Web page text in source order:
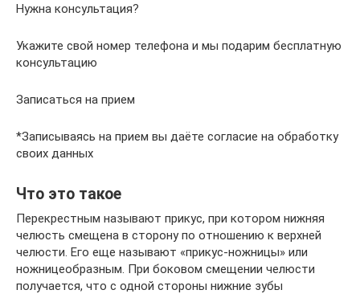
Нужна консультация?
Укажите свой номер телефона и мы подарим бесплатную
консультацию
Записаться на прием
*Записываясь на прием вы даёте согласие на обработку
своих данных
Что это такое
Перекрестным называют прикус, при котором нижняя
челюсть смещена в сторону по отношению к верхней
челюсти. Его еще называют «прикус-ножницы» или
ножницеобразным. При боковом смещении челюсти
получается, что с одной стороны нижние зубы